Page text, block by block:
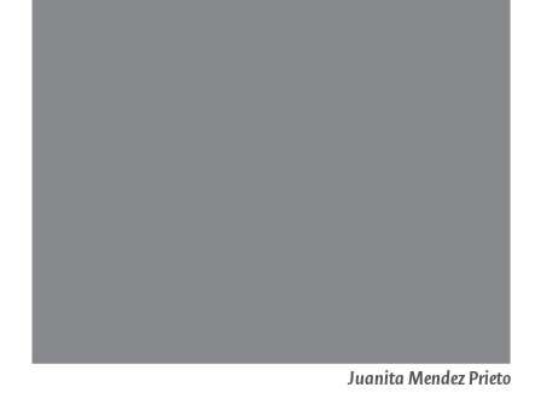
Juanita Mendez Prieto